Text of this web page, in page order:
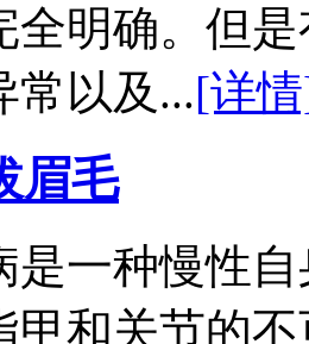
全明确。但
常以及...[详
眉毛
是一种慢性
甲和关节的